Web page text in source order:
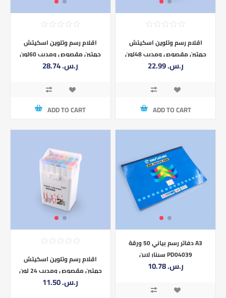
اقلام رسم وتلوين اسكيتش
جهتين مقصوص ومدبب 60لون
AAC023-9-196-KL225-60
28.74 ر.س.‏
ADD TO CART
اقلام رسم وتلوين اسكيتش
جهتين مقصوص ومدبب 48لون
AAC023-9-198-KL225-48
22.99 ر.س.‏
ADD TO CART
اقلام رسم وتلوين اسكيتش
جهتين مقصوص ومدبب 24 لون
AAC023-9-195-KL225-24
11.50 ر.س.‏
دفاتر رسم بياني 50 ورقة A3
سينار لاين PD04039
10.78 ر.س.‏